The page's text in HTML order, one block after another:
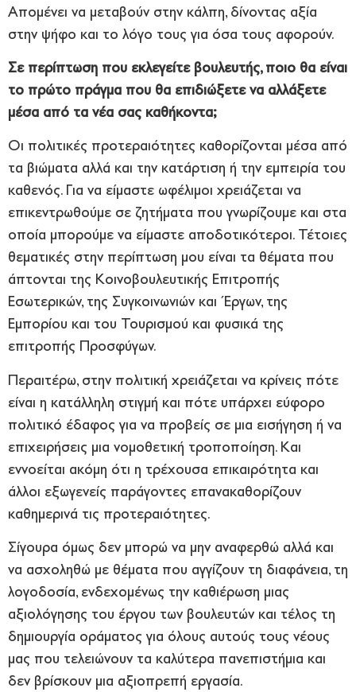
Απομένει να μεταβούν στην κάλπη, δίνοντας αξία
στην ψήφο και το λόγο τους για όσα τους αφορούν.
Σε περίπτωση που εκλεγείτε βουλευτής, ποιο θα είναι
το πρώτο πράγμα που θα επιδιώξετε να αλλάξετε
μέσα από τα νέα σας καθήκοντα;
Οι πολιτικές προτεραιότητες καθορίζονται μέσα από
τα βιώματα αλλά και την κατάρτιση ή την εμπειρία του
καθενός. Για να είμαστε ωφέλιμοι χρειάζεται να
επικεντρωθούμε σε ζητήματα που γνωρίζουμε και στα
οποία μπορούμε να είμαστε αποδοτικότεροι. Τέτοιες
θεματικές στην περίπτωση μου είναι τα θέματα που
άπτονται της Κοινοβουλευτικής Επιτροπής
Εσωτερικών, της Συγκοινωνιών και Έργων, της
Εμπορίου και του Τουρισμού και φυσικά της
επιτροπής Προσφύγων.
Περαιτέρω, στην πολιτική χρειάζεται να κρίνεις πότε
είναι η κατάλληλη στιγμή και πότε υπάρχει εύφορο
πολιτικό έδαφος για να προβείς σε μια εισήγηση ή να
επιχειρήσεις μια νομοθετική τροποποίηση. Και
εννοείται ακόμη ότι η τρέχουσα επικαιρότητα και
άλλοι εξωγενείς παράγοντες επανακαθορίζουν
καθημερινά τις προτεραιότητες.
Σίγουρα όμως δεν μπορώ να μην αναφερθώ αλλά και
να ασχοληθώ με θέματα που αγγίζουν τη διαφάνεια, τη
λογοδοσία, ενδεχομένως την καθιέρωση μιας
αξιολόγησης του έργου των βουλευτών και τέλος τη
δημιουργία οράματος για όλους αυτούς τους νέους
μας που τελειώνουν τα καλύτερα πανεπιστήμια και
δεν βρίσκουν μια αξιοπρεπή εργασία.